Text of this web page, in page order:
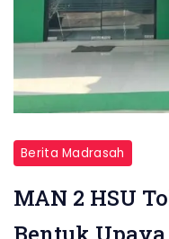
Berita Madrasah
MAN 2 HSU